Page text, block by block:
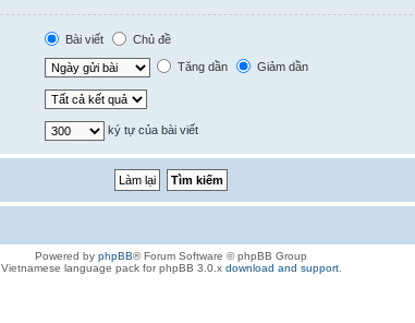
Bài viết
Chủ đề
Tăng dần Giảm dần
ký tự của bài viết
Powered by phpBB® Forum Software © phpBB Group
Vietnamese language pack for phpBB 3.0.x download and support.